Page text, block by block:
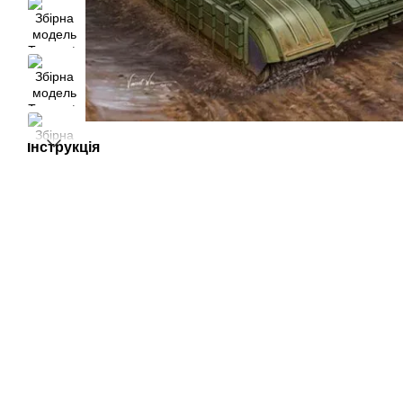
Інструкція